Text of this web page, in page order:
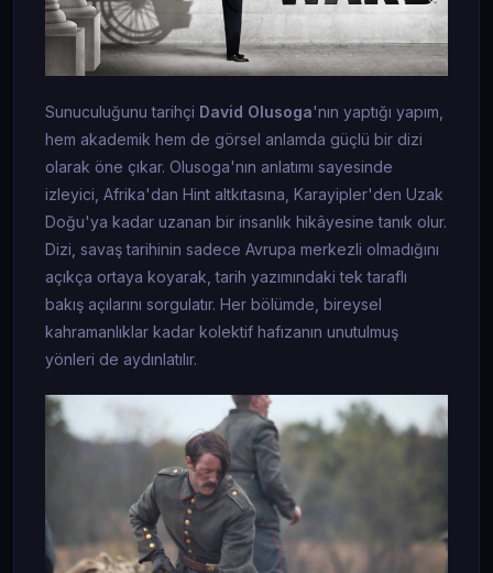
Sunuculuğunu tarihçi David Olusoga'nın yaptığı yapım,
hem akademik hem de görsel anlamda güçlü bir dizi
olarak öne çıkar. Olusoga'nın anlatımı sayesinde
izleyici, Afrika'dan Hint altkıtasına, Karayipler'den Uzak
Doğu'ya kadar uzanan bir insanlık hikâyesine tanık olur.
Dizi, savaş tarihinin sadece Avrupa merkezli olmadığını
açıkça ortaya koyarak, tarih yazımındaki tek taraflı
bakış açılarını sorgulatır. Her bölümde, bireysel
kahramanlıklar kadar kolektif hafızanın unutulmuş
yönleri de aydınlatılır.